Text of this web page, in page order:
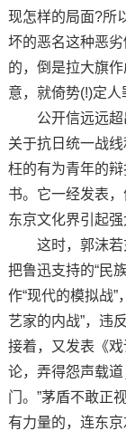
现怎样的局面?所
坏的恶名这种恶
的，倒是拉大旗
意，就倚势(!)定
公开信远远超
关于抗日统一战
枉的有为青年的
书。它一经发表，
东京文化界引起强
这时，郭沫若充
把鲁迅支持的“民
作“现代的模拟战”
艺家的内战”，违
接着，又发表《
论，弄得怨声载
门。”茅盾不敢正
有力量的，连东